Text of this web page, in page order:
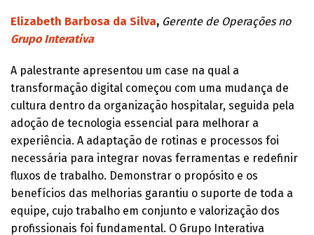
Elizabeth Barbosa da Silva, Gerente de Operações no
Grupo Interativa
A palestrante apresentou um case na qual a
transformação digital começou com uma mudança de
cultura dentro da organização hospitalar, seguida pela
adoção de tecnologia essencial para melhorar a
experiência. A adaptação de rotinas e processos foi
necessária para integrar novas ferramentas e redefinir
fluxos de trabalho. Demonstrar o propósito e os
benefícios das melhorias garantiu o suporte de toda a
equipe, cujo trabalho em conjunto e valorização dos
profissionais foi fundamental. O Grupo Interativa